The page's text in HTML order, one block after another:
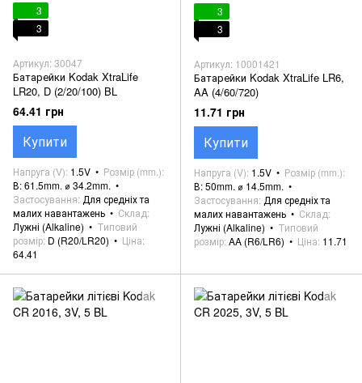
3
3
Артикул: 30047
Батарейки Kodak XtraLife
LR20, D (2/20/100) BL
64.41 грн
Купити
Напруга (V) 1.5V
Розмір (mm.)
В: 61.5mm. ⌀ 34.2mm.
Застосування Для средніх та
малих навантажень
Склад
Лужні (Alkaline)
Типовий
розмір D (R20/LR20)
Ціна
64.41
3
3
Артикул: 10001421
Батарейки Kodak XtraLife LR6,
AA (4/60/720)
11.71 грн
Купити
Напруга (V) 1.5V
Розмір (mm.)
В: 50mm. ⌀ 14.5mm.
Застосування Для средніх та
малих навантажень
Склад
Лужні (Alkaline)
Типовий
розмір AA (R6/LR6) Ціна 11.71